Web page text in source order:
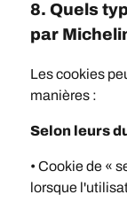
8. Quels
par
Les cookies
manières :
Selon leurs
• Cookie de «
lorsque